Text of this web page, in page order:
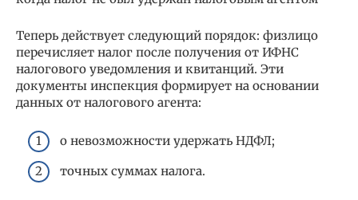
Теперь действует следующий порядок: физлицо
перечисляет налог после получения от ИФНС
налогового уведомления и квитанций. Эти
документы инспекция формирует на основании
данных от налогового агента:
о невозможности удержать НДФЛ;
точных суммах налога.